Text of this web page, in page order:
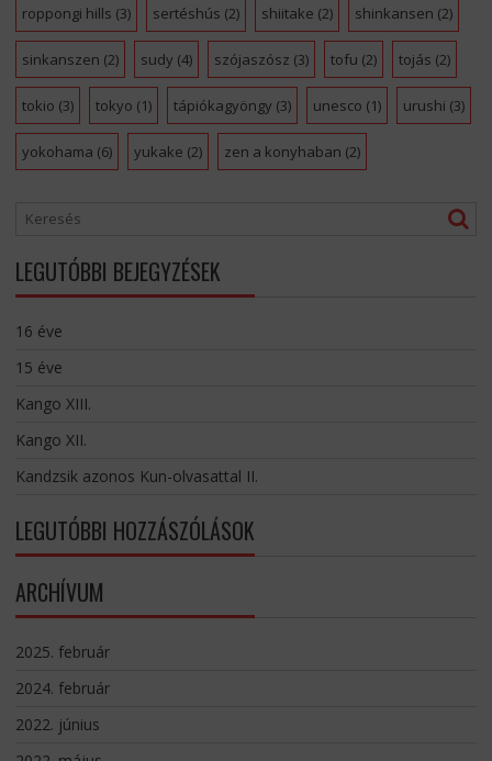
roppongi hills (3) sertéshús (2) shiitake (2) shinkansen (2)
sinkanszen (2) sudy (4) szójaszósz (3) tofu (2) tojás (2)
tokio (3) tokyo (1) tápiókagyöngy (3) unesco (1) urushi (3)
yokohama (6) yukake (2) zen a konyhaban (2)
LEGUTÓBBI BEJEGYZÉSEK
16 éve
15 éve
Kango XIII.
Kango XII.
Kandzsik azonos Kun-olvasattal II.
LEGUTÓBBI HOZZÁSZÓLÁSOK
ARCHÍVUM
2025. február
2024. február
2022. június